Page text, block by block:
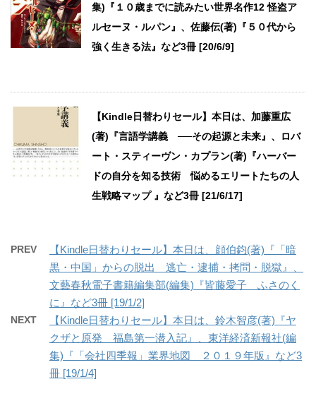
集)『１０歳までに読みたい世界名作12 怪盗ア
ルセーヌ・ルパン』、佐藤伝(著)『５０代から
強く生きる法』など3冊 [20/6/9]
【Kindle日替わりセール】本日は、加藤重広
(著)『言語学講義 ──その起源と未来』、ロバ
ート・スティーヴン・カプラン(著)『ハーバー
ドの自分を知る技術 悩めるエリートたちの人
生戦略マップ 』など3冊 [21/6/17]
PREV
【Kindle日替わりセール】本日は、顔伯鈞(著)『「暗
黒・中国」からの脱出 逃亡・逮捕・拷問・脱獄』、
文藝春秋電子書籍編集部(編集)『皆藤愛子 ふさのく
に』など3冊 [19/1/2]
NEXT
【Kindle日替わりセール】本日は、鈴木智彦(著)『ヤ
クザと原発 福島第一潜入記』、東洋経済新報社(編
集)『「会社四季報」業界地図 ２０１９年版』など3
冊 [19/1/4]